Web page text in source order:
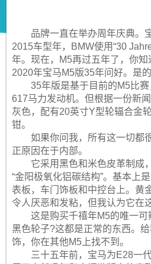
品牌一直在举办周年庆典。
2015车型年，BMW使用“30
年。现在，M5再过五年了，你
2020年宝马M5版35年问好。是
35年版是基于目前的M5比
617马力发动机。但根据一份新
灰色，配有20英寸Y型轮辐合金
钳。
如果你问我，所有这一切都
正原因在于内部。
它采用黑色和米色皮革制成
“金阳极氧化铝碳结构”。基本上
表板，车门饰板和中控台上。黄
令人厌恶和发粘，但我认为它在
这是购买千禧年M5的唯一
黑色轮子?这都是正常的东西。
饰，你在其他M5上找不到。
三十五年前，宝马为E28一